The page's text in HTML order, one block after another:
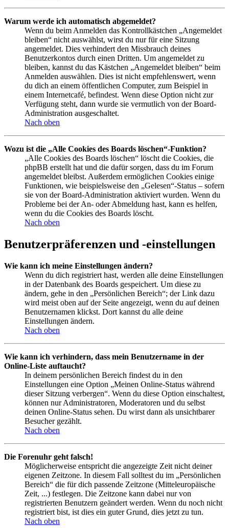
Warum werde ich automatisch abgemeldet?
Wenn du beim Anmelden das Kontrollkästchen „Angemeldet
bleiben“ nicht auswählst, wirst du nur für eine Sitzung
angemeldet. Dies verhindert den Missbrauch deines
Benutzerkontos durch einen Dritten. Um angemeldet zu
bleiben, kannst du das Kästchen „Angemeldet bleiben“ beim
Anmelden auswählen. Dies ist nicht empfehlenswert, wenn
du dich an einem öffentlichen Computer, zum Beispiel in
einem Internetcafé, befindest. Wenn diese Option nicht zur
Verfügung steht, dann wurde sie vermutlich von der Board-
Administration ausgeschaltet.
Nach oben
Wozu ist die „Alle Cookies des Boards löschen“-Funktion?
„Alle Cookies des Boards löschen“ löscht die Cookies, die
phpBB erstellt hat und die dafür sorgen, dass du im Forum
angemeldet bleibst. Außerdem ermöglichen Cookies einige
Funktionen, wie beispielsweise den „Gelesen“-Status – sofern
sie von der Board-Administration aktiviert wurden. Wenn du
Probleme bei der An- oder Abmeldung hast, kann es helfen,
wenn du die Cookies des Boards löscht.
Nach oben
Benutzerpräferenzen und -einstellungen
Wie kann ich meine Einstellungen ändern?
Wenn du dich registriert hast, werden alle deine Einstellungen
in der Datenbank des Boards gespeichert. Um diese zu
ändern, gehe in den „Persönlichen Bereich“; der Link dazu
wird meist oben auf der Seite angezeigt, wenn du auf deinen
Benutzernamen klickst. Dort kannst du alle deine
Einstellungen ändern.
Nach oben
Wie kann ich verhindern, dass mein Benutzername in der
Online-Liste auftaucht?
In deinem persönlichen Bereich findest du in den
Einstellungen eine Option „Meinen Online-Status während
dieser Sitzung verbergen“. Wenn du diese Option einschaltest,
können nur Administratoren, Moderatoren und du selbst
deinen Online-Status sehen. Du wirst dann als unsichtbarer
Besucher gezählt.
Nach oben
Die Forenuhr geht falsch!
Möglicherweise entspricht die angezeigte Zeit nicht deiner
eigenen Zeitzone. In diesem Fall solltest du im „Persönlichen
Bereich“ die für dich passende Zeitzone (Mitteleuropäische
Zeit, ...) festlegen. Die Zeitzone kann dabei nur von
registrierten Benutzern geändert werden. Wenn du noch nicht
registriert bist, ist dies ein guter Grund, dies jetzt zu tun.
Nach oben